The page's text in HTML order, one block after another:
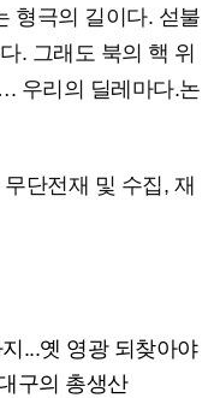
형극의 길이다. 섣불
. 그래도 북의 핵 위
우리의 딜레마다.논
단전재 및 수집, 재
...옛 영광 되찾아야
구의 총생산